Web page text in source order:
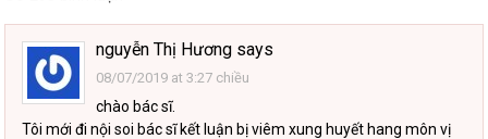
nguyễn Thị Hương says
08/07/2019 at 3:27 chiều
chào bác sĩ.
Tôi mới đi nội soi bác sĩ kết luận bị viêm xung huyết hang môn vị